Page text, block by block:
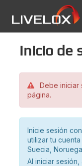
Inicio de
Debe iniciar
página.
Inicie sesión
utilizar tu
Suecia,
Al iniciar